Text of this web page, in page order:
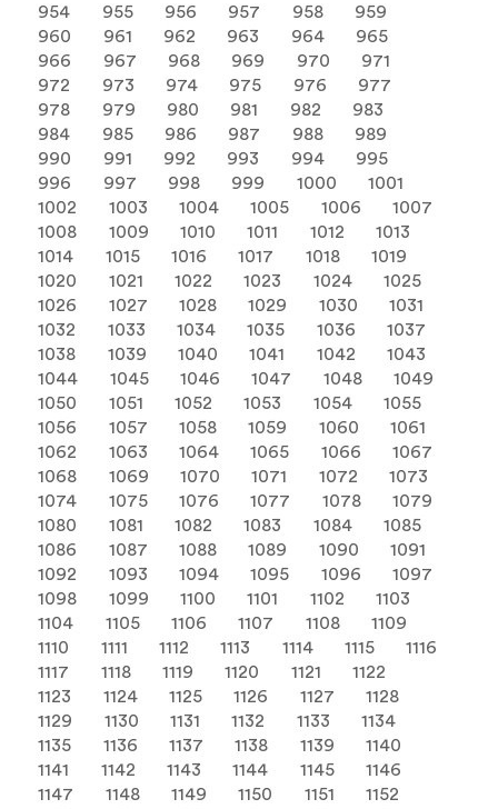
954
955 956 957 958
959
960
961 962 963 964
965
966
967 968 969 970
971
972
973 974 975 976
977
978
979 980 981 982
983
984
985 986 987 988
989
990
991 992 993 994
995
996
997 998 999 1000
1001
1002
1003 1004 1005 1006
1007
1008
1009 1010 1011 1012
1013
1014
1015 1016 1017 1018
1019
1020
1021 1022 1023 1024
1025
1026
1027 1028 1029 1030
1031
1032
1033 1034 1035 1036
1037
1038
1039 1040 1041 1042
1043
1044
1045 1046 1047 1048
1049
1050
1051 1052 1053 1054
1055
1056
1057 1058 1059 1060
1061
1062
1063 1064 1065 1066
1067
1068
1069 1070 1071 1072
1073
1074
1075 1076 1077 1078
1079
1080
1081 1082 1083 1084
1085
1086
1087 1088 1089 1090
1091
1092
1093 1094 1095 1096
1097
1098
1099 1100 1101 1102
1103
1104
1105 1106 1107 1108
1109
1110
1111 1112 1113 1114 1115
1116
1117
1118 1119 1120 1121
1122
1123
1124 1125 1126 1127
1128
1129
1130 1131 1132 1133
1134
1135
1136 1137 1138 1139
1140
1141
1142 1143 1144 1145
1146
1147
1148 1149 1150 1151
1152